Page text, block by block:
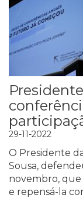
29-11-2022
O Presidente
Sousa,
novembro, que
e repensá-la